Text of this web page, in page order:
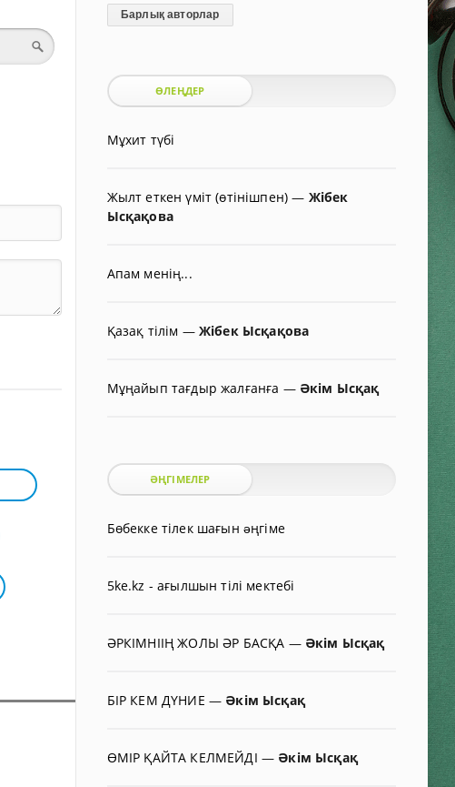
Барлық авторлар
ӨЛЕҢДЕР
Мұхит түбі
Жылт еткен үміт (өтінішпен)— Жібек
Ысқақова
Апам менің...
Қазақ тілім — Жібек Ысқақова
Мұңайып тағдыр жалғанға — Әкім Ысқақ
ӘҢГІМЕЛЕР
Бөбекке тілек шағын əңгіме
5ke.kz - ағылшын тілі мектебі
ӘРКІМНІІҢ ЖОЛЫ ӘР БАСҚА — Әкім Ысқақ
БІР КЕМ ДҮНИЕ — Әкім Ысқақ
ӨМІР ҚАЙТА КЕЛМЕЙДІ — Әкім Ысқақ